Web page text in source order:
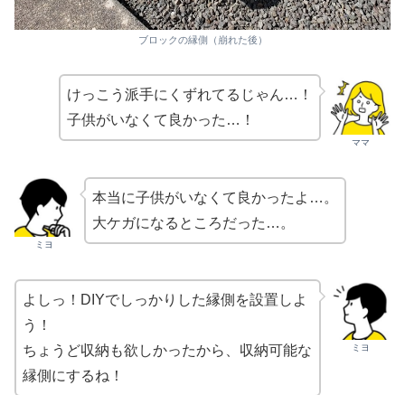
ブロックの縁側（崩れた後）
ママ
けっこう派手にくずれてるじゃん…！
子供がいなくて良かった…！
ミヨ
本当に子供がいなくて良かったよ…。
大ケガになるところだった…。
ミヨ
よしっ！DIYでしっかりした縁側を設置しよ
う！
ちょうど収納も欲しかったから、収納可能な
縁側にするね！